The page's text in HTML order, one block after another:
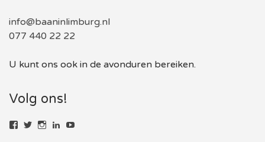
info@baaninlimburg.nl
077 440 22 22
U kunt ons ook in de avonduren bereiken.
Volg ons!
BekijkBekijkBekijkLinkedIn